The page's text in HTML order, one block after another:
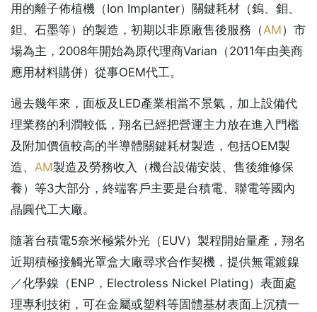
用的離子佈植機（Ion Implanter）關鍵耗材（鎢、鉬、
鉭、石墨等）的製造，初期以非原廠售後服務（AM）市
場為主，2008年開始為原代理商Varian（2011年由美商
應用材料購併）從事OEM代工。
過去幾年來，面板及LED產業相當不景氣，加上設備代
理業務的利潤較低，翔名已經把營運主力放在進入門檻
及附加價值較高的半導體關鍵耗材製造，包括OEM製
造、 AM製造及勞務收入（機台設備安裝、售後維修保
養）等3大部分，終端客戶主要是台積電、聯電等國內
晶圓代工大廠。
隨著台積電5奈米極紫外光（EUV）製程開始量產，翔名
近期積極接觸光罩盒大廠尋求合作契機，提供無電鍍鎳
／化學鎳（ENP，Electroless Nickel Plating）表面處
理專利技術，可在金屬或塑料等固體基材表面上沉積一